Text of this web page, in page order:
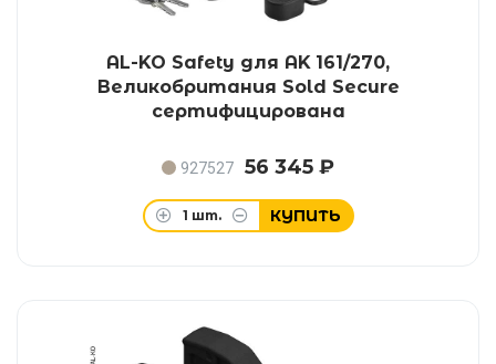
AL-KO Safety для AK 161/270,
Великобритания Sold Secure
сертифицирована
927527 56 345 ₽
1 шт. КУПИТЬ